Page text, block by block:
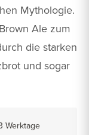
Mythologie.
Ale zum
die starken
und sogar
Werktage